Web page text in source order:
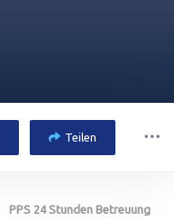
Teilen
PPS 24 Stunden Betreuung